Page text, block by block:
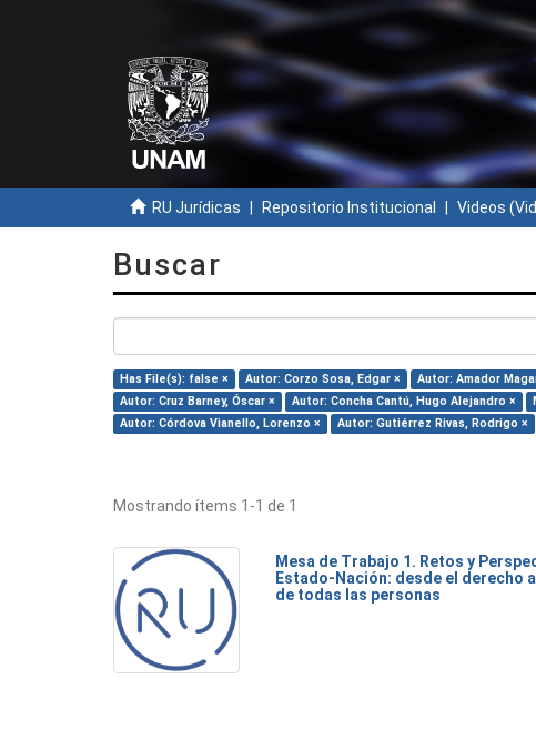
RU Jurídicas Repositorio Institucional Videos
Buscar
Has File(s): false × Autor: Corzo Sosa, Edgar × Autor: Amador
Autor: Cruz Barney, Óscar ×
Autor: Concha Cantú, Hugo Alejandro ×
Autor: Córdova Vianello, Lorenzo ×
Autor: Gutiérrez Rivas, Rodrigo ×
Mostrando ítems 1-1 de 1
Mesa de Trabajo 1. Retos y
Estado-Nación: desde el derecho
de todas las personas